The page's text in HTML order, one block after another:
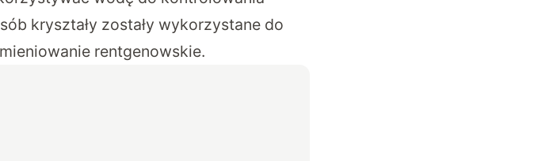
kryształy zostały wykorzystane do
rentgenowskie.